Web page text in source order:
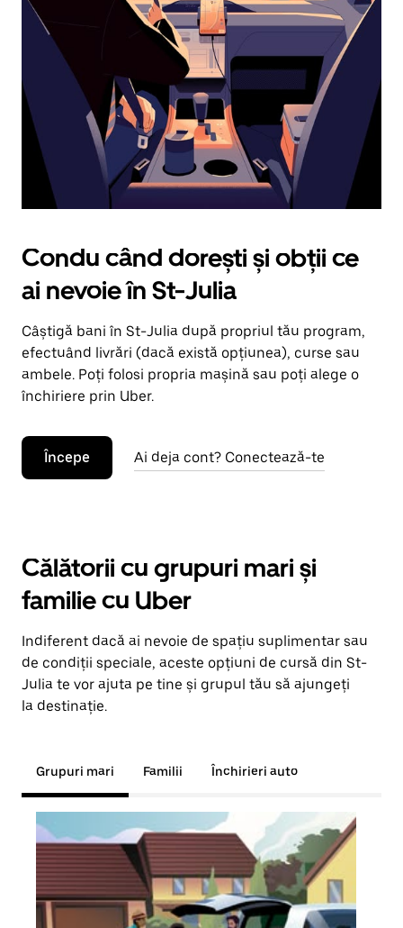
în
jos.
Închide
calendarul
apăsând
pe
butonul
Escape.
Condu când dorești și obții ce
ai nevoie în St-Julia
Câștigă bani în St-Julia după propriul tău program,
efectuând livrări (dacă există opțiunea), curse sau
ambele. Poți folosi propria mașină sau poți alege o
închiriere prin Uber.
Începe Ai deja cont? Conectează-te
Călătorii cu grupuri mari și
familie cu Uber
Indiferent dacă ai nevoie de spațiu suplimentar sau
de condiții speciale, aceste opțiuni de cursă din St-
Julia te vor ajuta pe tine și grupul tău să ajungeți
la destinație.
Grupuri mari Familii Închirieri auto